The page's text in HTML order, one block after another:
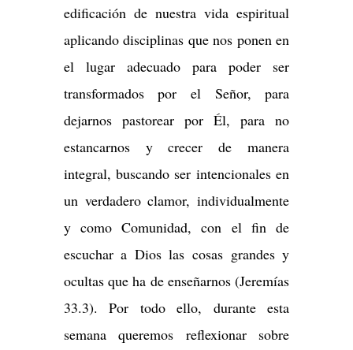
edificación de nuestra vida espiritual
aplicando disciplinas que nos ponen en
el lugar adecuado para poder ser
transformados por el Señor, para
dejarnos pastorear por Él, para no
estancarnos y crecer de manera
integral, buscando ser intencionales en
un verdadero clamor, individualmente
y como Comunidad, con el fin de
escuchar a Dios las cosas grandes y
ocultas que ha de enseñarnos (Jeremías
33.3). Por todo ello, durante esta
semana queremos reflexionar sobre